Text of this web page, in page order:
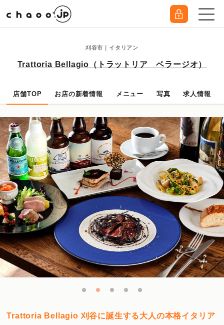
刈谷市｜イタリアン
Trattoria Bellagio（トラットリア ベラージオ）
店舗TOP お店の新着情報 メニュー 写真 求人情報
Trattoria Bellagio 刈谷に誕生する大人の本格イタリア